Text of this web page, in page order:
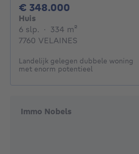
€ 348.000
Huis
6 slp. 6 slaapkamers
· 334 m²
7760 VELAINES
Landelijk gelegen dubbele woning
met enorm potentieel
Immo Nobels